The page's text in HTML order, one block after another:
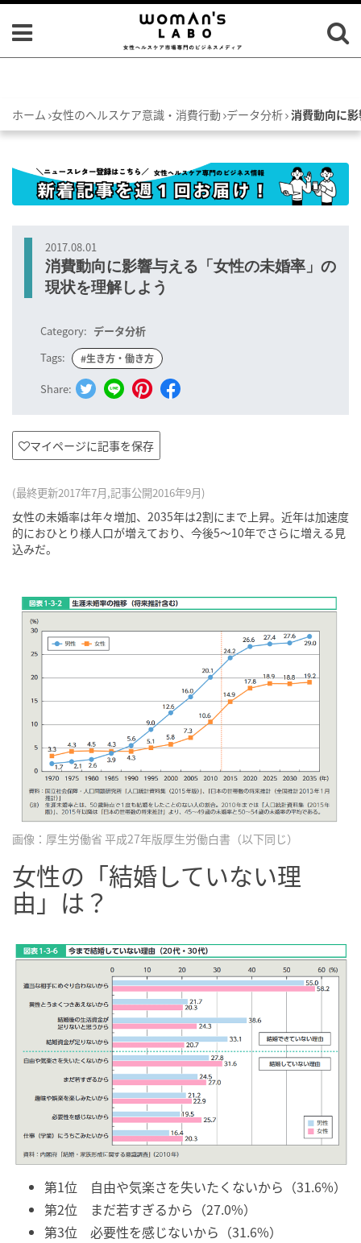
ホーム 女性のヘルスケア意識・消費行動 データ分析 消費動向に
2017.08.01
消費動向に影響与える「女性の未婚率」の
現状を理解しよう
Category: データ分析
Tags:
#生き方・働き方
Share:
マイページに記事を保存
(最終更新2017年7月,記事公開2016年9月)
女性の未婚率は年々増加、2035年は2割にまで上昇。近年は加速度
的におひとり様人口が増えており、今後5〜10年でさらに増える見
込みだ。
画像：厚生労働省 平成27年版厚生労働白書（以下同じ）
女性の「結婚していない理
由」は？
第1位 自由や気楽さを失いたくないから（31.6%）
第2位 まだ若すぎるから（27.0%）
第3位 必要性を感じないから（31.6%）